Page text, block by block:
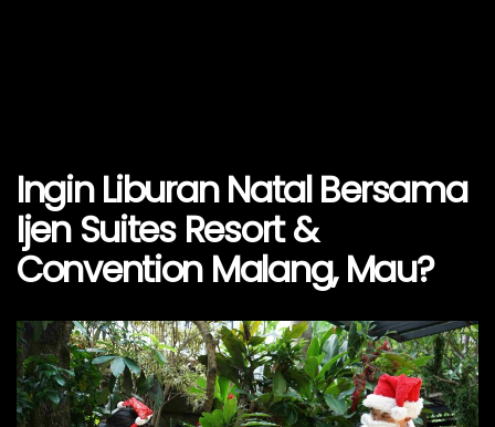
Ingin Liburan Natal Bersama
Ijen Suites Resort &
Convention Malang, Mau?